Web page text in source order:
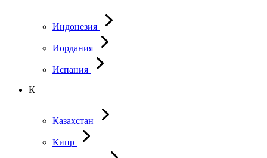
Индонезия
Иордания
Испания
К
Казахстан
Кипр